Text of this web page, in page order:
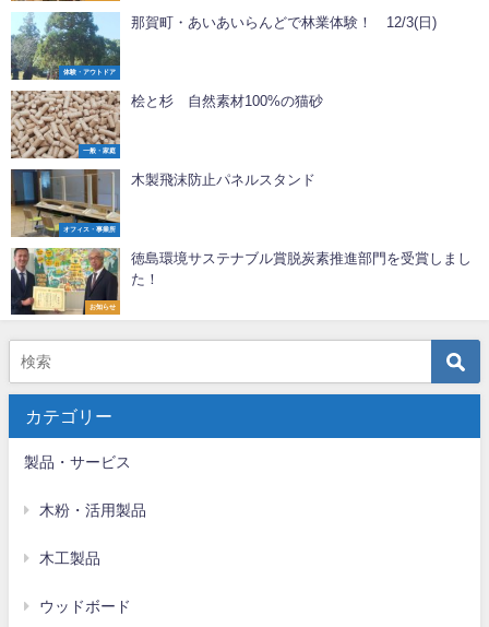
体験・アウトドア
那賀町・あいあいらんどで林業体験！ 12/3(日)
一般・家庭
桧と杉 自然素材100%の猫砂
オフィス・事業所
木製飛沫防止パネルスタンド
お知らせ
徳島環境サステナブル賞脱炭素推進部門を受賞しまし
た！
カテゴリー
製品・サービス
木粉・活用製品
木工製品
ウッドボード